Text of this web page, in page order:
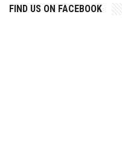
FIND US ON FACEBOOK